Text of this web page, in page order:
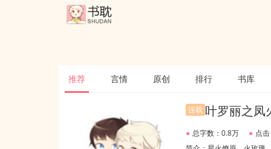
推荐 言情 原创 排行 书库
连载 叶罗丽之凤
● 总字数：0.8万 ● 点